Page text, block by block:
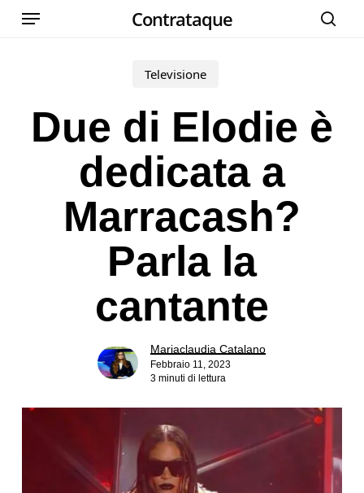
Skip
Contrataque
Menu
Televisione
Due di Elodie è
dedicata a
Marracash?
Parla la
cantante
Mariaclaudia Catalano
Febbraio 11, 2023
3 minuti di lettura